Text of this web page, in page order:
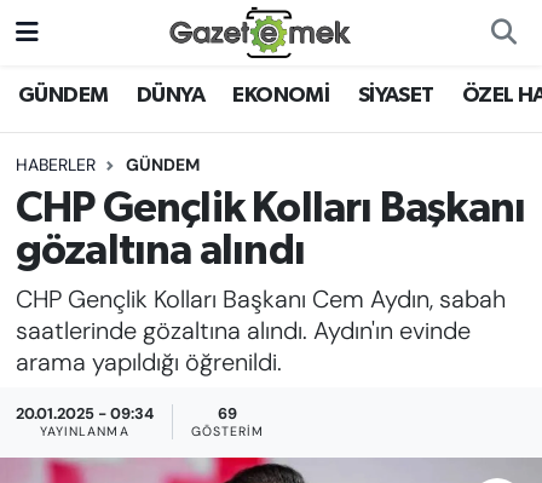
GÜNDEM DÜNYA EKONOMİ SİYASET ÖZEL
HABERLER GÜNDEM
CHP Gençlik Kolları Başkanı
gözaltına alındı
CHP Gençlik Kolları Başkanı Cem Aydın, sabah
saatlerinde gözaltına alındı. Aydın'ın evinde
arama yapıldığı öğrenildi.
20.01.2025 - 09:34
YAYINLANMA
69
GÖSTERIM
DÜNYA
EKONOMİ
EMEK HABERLERİ
GAZETECİLİĞİNİ GELİŞTİRMEK
FAYDALI BİLGİLER
GÜNDEM
Nöbetçi Eczaneler
Hava Durumu
İstanbul Namaz Vakitleri
Süper Lig Puan Durumu ve Fikstür
Tüm Manşetler
Son Dakika Haberleri